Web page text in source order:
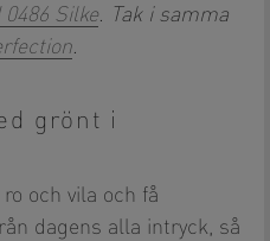
0486 Silke. Tak i samma
.
grönt i
och vila och få
dagens alla intryck, så